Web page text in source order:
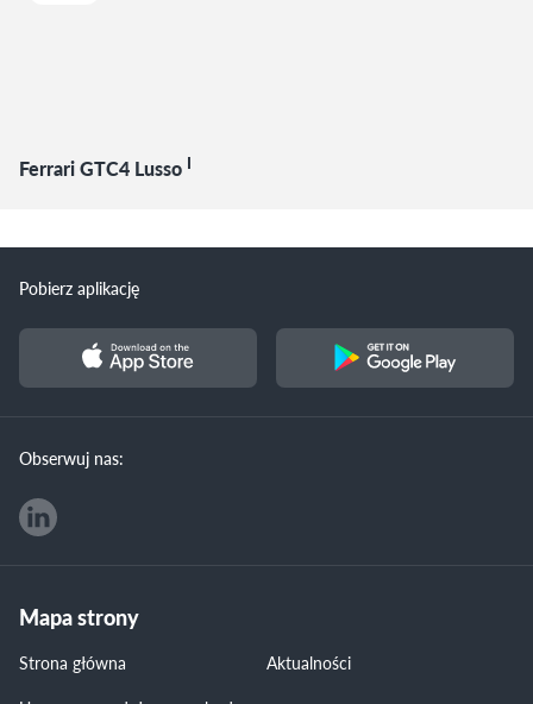
Ferrari GTC4 Lusso I
Pobierz aplikację
Obserwuj nas:
Mapa strony
Strona główna
Aktualności